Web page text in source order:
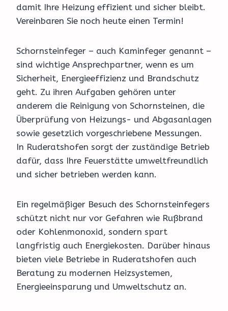
damit Ihre Heizung effizient und sicher bleibt.
Vereinbaren Sie noch heute einen Termin!
Schornsteinfeger – auch Kaminfeger genannt –
sind wichtige Ansprechpartner, wenn es um
Sicherheit, Energieeffizienz und Brandschutz
geht. Zu ihren Aufgaben gehören unter
anderem die Reinigung von Schornsteinen, die
Überprüfung von Heizungs- und Abgasanlagen
sowie gesetzlich vorgeschriebene Messungen.
In Ruderatshofen sorgt der zuständige Betrieb
dafür, dass Ihre Feuerstätte umweltfreundlich
und sicher betrieben werden kann.
Ein regelmäßiger Besuch des Schornsteinfegers
schützt nicht nur vor Gefahren wie Rußbrand
oder Kohlenmonoxid, sondern spart
langfristig auch Energiekosten. Darüber hinaus
bieten viele Betriebe in Ruderatshofen auch
Beratung zu modernen Heizsystemen,
Energieeinsparung und Umweltschutz an.